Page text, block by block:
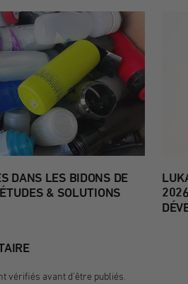
DANS LES BIDONS DE
& SOLUTIONS
vérifiés avant d'être publiés.